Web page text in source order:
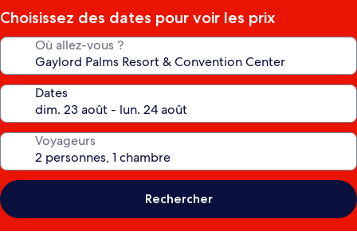
Choisissez des dates pour voir les prix
Où allez-vous ?
Dates
Voyageurs
Rechercher